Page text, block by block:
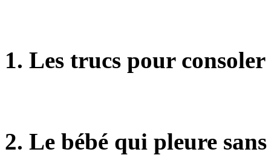
1. Les trucs pour consoler
2. Le bébé qui pleure